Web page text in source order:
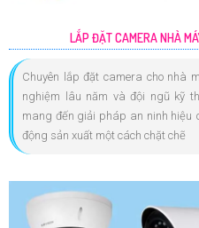
LẮP ĐẶT CAMERA NHÀ
Chuyên lắp đặt camera cho nhà
nghiệm lâu năm và đội ngũ kỹ
mang đến giải pháp an ninh hiệu
động sản xuất một cách chặt chẽ